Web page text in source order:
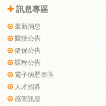
訊息專區
最新消息
醫院公告
健保公告
課程公告
電子病歷專區
人才招募
感管訊息